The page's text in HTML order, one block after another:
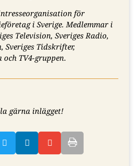
för
i Sverige. Medlemmar i
Television, Sveriges Radio,
Sveriges Tidskrifter,
TV4-gruppen.
gärna inlägget!
  